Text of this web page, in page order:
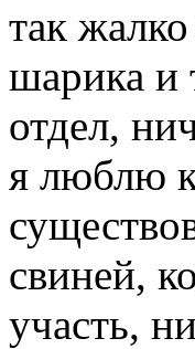
так
шарика и
отдел,
я люблю
свиней,
участь,